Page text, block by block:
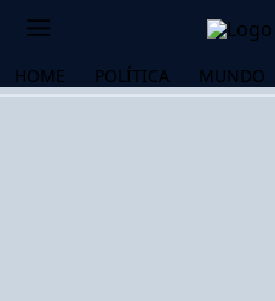
HOME POLÍTICA MUNDO